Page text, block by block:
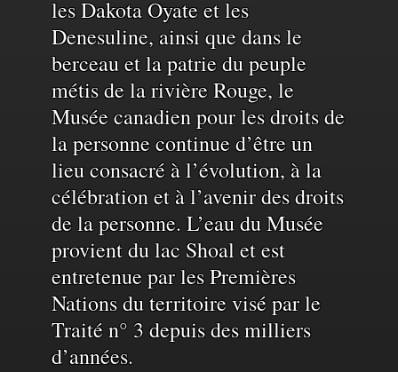
et
de
l'eau
les Dakota Oyate et les
Denesuline, ainsi que dans le
berceau et la patrie du peuple
métis de la rivière Rouge, le
Musée canadien pour les droits de
la personne continue d’être un
lieu consacré à l’évolution, à la
célébration et à l’avenir des droits
de la personne. L’eau du Musée
provient du lac Shoal et est
entretenue par les Premières
Nations du territoire visé par le
Traité n° 3 depuis des milliers
d’années.